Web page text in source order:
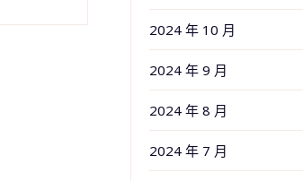
2024 年 10 月
2024 年 9 月
2024 年 8 月
2024 年 7 月